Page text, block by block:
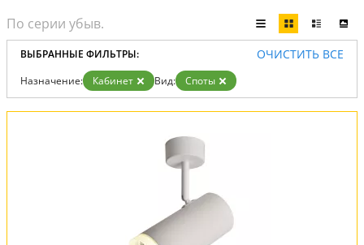
ВЫБРАННЫЕ ФИЛЬТРЫ: ОЧИСТИТЬ ВСЕ
Назначение: Кабинет Вид: Споты